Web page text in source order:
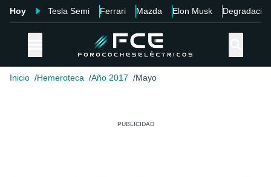
Hoy Tesla Semi Ferrari Mazda Elon Musk Degradación
Inicio Hemeroteca Año 2017 Mayo